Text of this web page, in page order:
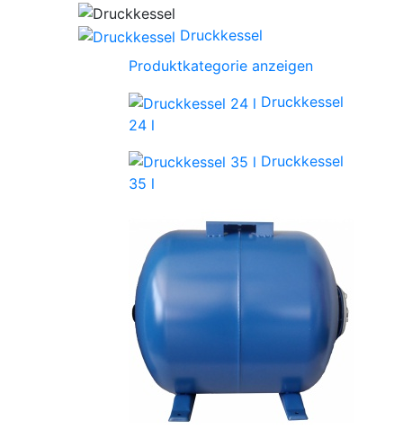
Druckkessel
Produktkategorie anzeigen
Druckkessel
24 l
Druckkessel
35 l